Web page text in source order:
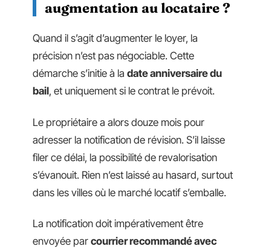
augmentation au locataire ?
Quand il s’agit d’augmenter le loyer, la
précision n’est pas négociable. Cette
démarche s’initie à la date anniversaire du
bail, et uniquement si le contrat le prévoit.
Le propriétaire a alors douze mois pour
adresser la notification de révision. S’il laisse
filer ce délai, la possibilité de revalorisation
s’évanouit. Rien n’est laissé au hasard, surtout
dans les villes où le marché locatif s’emballe.
La notification doit impérativement être
envoyée par courrier recommandé avec